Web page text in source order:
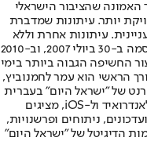
שהציבור הישראלי
יותר. עיתונות שמדברת
עיתונות אחרת וללא
תשלום. המהדורה המודפסת הראשונה פורסמה ב-30 ביולי 2007, וב-2010
החשיפה הגבוה ביותר בימי
הראשי הוא עמר לחמנוביץ,
של "ישראל היום" בעברית
ובאנגלית, כמו כן היישומונים (אפליקציות) לאנדרואיד ול-iOS, מציגים
ניתוחים ופרשנויות,
הדיגיטל של "ישראל היום"